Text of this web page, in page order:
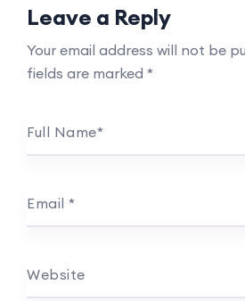
Leave a Reply
Your email address will not be
fields are marked *
Full Name*
Email *
Website